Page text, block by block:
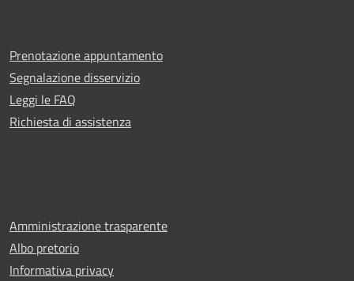
Prenotazione appuntamento
Segnalazione disservizio
Leggi le FAQ
Richiesta di assistenza
Amministrazione trasparente
Albo pretorio
Informativa privacy